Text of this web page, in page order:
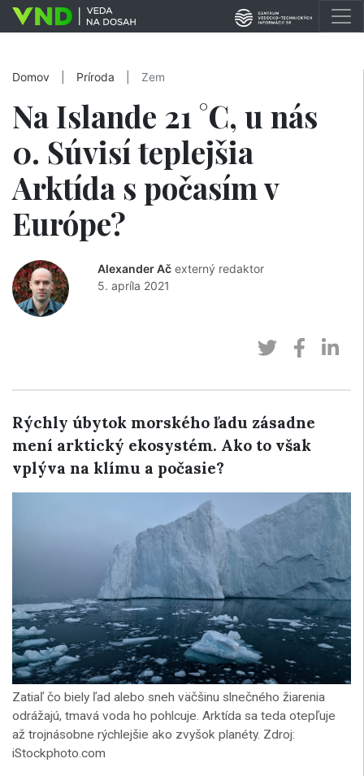
Domov Príroda Zem
Na Islande 21 °C, u nás
0. Súvisí teplejšia
Arktída s počasím v
Európe?
Alexander Ač externý redaktor
5. apríla 2021
Rýchly úbytok morského ľadu zásadne
mení arktický ekosystém. Ako to však
vplýva na klímu a počasie?
Zatiaľ čo biely ľad alebo sneh väčšinu slnečného žiarenia
odrážajú, tmavá voda ho pohlcuje. Arktída sa teda otepľuje
až trojnásobne rýchlejšie ako zvyšok planéty. Zdroj:
iStockphoto.com